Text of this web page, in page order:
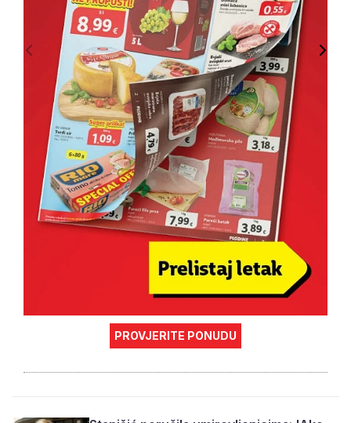
PROVJERITE PONUDU